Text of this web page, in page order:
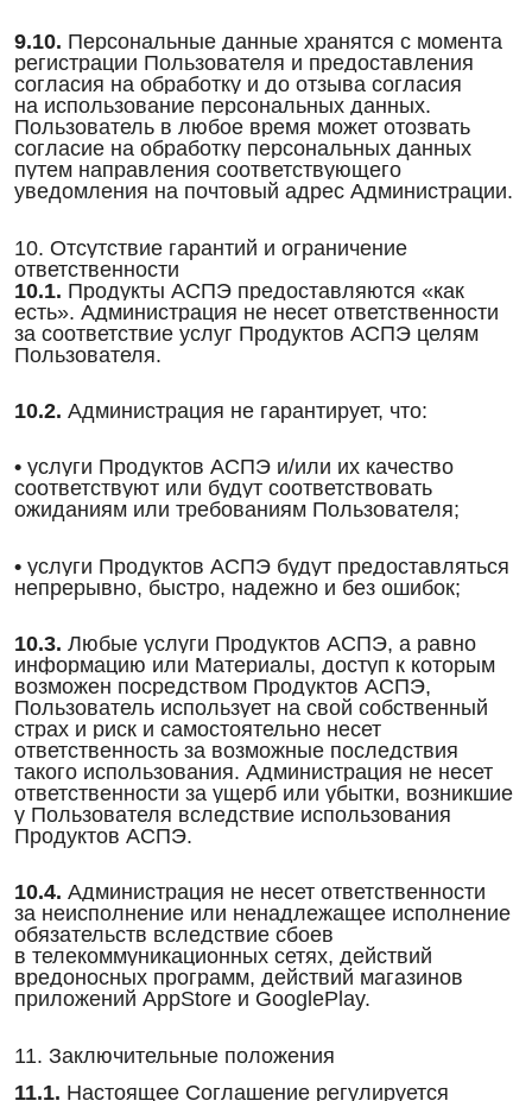
9.10. Персональные данные хранятся с момента
регистрации Пользователя и предоставления
согласия на обработку и до отзыва согласия
на использование персональных данных.
Пользователь в любое время может отозвать
согласие на обработку персональных данных
путем направления соответствующего
уведомления на почтовый адрес Администрации.
10. Отсутствие гарантий и ограничение
ответственности
10.1. Продукты АСПЭ предоставляются «как
есть». Администрация не несет ответственности
за соответствие услуг Продуктов АСПЭ целям
Пользователя.
10.2. Администрация не гарантирует, что:
• услуги Продуктов АСПЭ и/или их качество
соответствуют или будут соответствовать
ожиданиям или требованиям Пользователя;
• услуги Продуктов АСПЭ будут предоставляться
непрерывно, быстро, надежно и без ошибок;
10.3. Любые услуги Продуктов АСПЭ, а равно
информацию или Материалы, доступ к которым
возможен посредством Продуктов АСПЭ,
Пользователь использует на свой собственный
страх и риск и самостоятельно несет
ответственность за возможные последствия
такого использования. Администрация не несет
ответственности за ущерб или убытки, возникшие
у Пользователя вследствие использования
Продуктов АСПЭ.
10.4. Администрация не несет ответственности
за неисполнение или ненадлежащее исполнение
обязательств вследствие сбоев
в телекоммуникационных сетях, действий
вредоносных программ, действий магазинов
приложений AppStore и GooglePlay.
11. Заключительные положения
11.1. Настоящее Соглашение регулируется